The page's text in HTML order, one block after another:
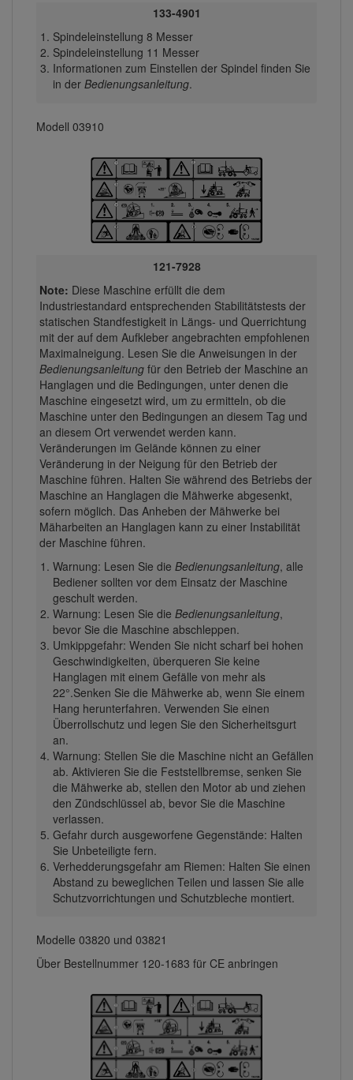
133-4901
Spindeleinstellung 8 Messer
Spindeleinstellung 11 Messer
Informationen zum Einstellen der Spindel finden Sie
in der Bedienungsanleitung.
Modell 03910
121-7928
Note: Diese Maschine erfüllt die dem
Industriestandard entsprechenden Stabilitätstests der
statischen Standfestigkeit in Längs- und Querrichtung
mit der auf dem Aufkleber angebrachten empfohlenen
Maximalneigung. Lesen Sie die Anweisungen in der
Bedienungsanleitungfür den Betrieb der Maschine an
Hanglagen und die Bedingungen, unter denen die
Maschine eingesetzt wird, um zu ermitteln, ob die
Maschine unter den Bedingungen an diesem Tag und
an diesem Ort verwendet werden kann.
Veränderungen im Gelände können zu einer
Veränderung in der Neigung für den Betrieb der
Maschine führen. Halten Sie während des Betriebs der
Maschine an Hanglagen die Mähwerke abgesenkt,
sofern möglich. Das Anheben der Mähwerke bei
Mäharbeiten an Hanglagen kann zu einer Instabilität
der Maschine führen.
Warnung: Lesen Sie die Bedienungsanleitung, alle
Bediener sollten vor dem Einsatz der Maschine
geschult werden.
Warnung: Lesen Sie die Bedienungsanleitung,
bevor Sie die Maschine abschleppen.
Umkippgefahr: Wenden Sie nicht scharf bei hohen
Geschwindigkeiten, überqueren Sie keine
Hanglagen mit einem Gefälle von mehr als
22°.Senken Sie die Mähwerke ab, wenn Sie einem
Hang herunterfahren. Verwenden Sie einen
Überrollschutz und legen Sie den Sicherheitsgurt
an.
Warnung: Stellen Sie die Maschine nicht an Gefällen
ab. Aktivieren Sie die Feststellbremse, senken Sie
die Mähwerke ab, stellen den Motor ab und ziehen
den Zündschlüssel ab, bevor Sie die Maschine
verlassen.
Gefahr durch ausgeworfene Gegenstände: Halten
Sie Unbeteiligte fern.
Verhedderungsgefahr am Riemen: Halten Sie einen
Abstand zu beweglichen Teilen und lassen Sie alle
Schutzvorrichtungen und Schutzbleche montiert.
Modelle 03820 und 03821
Über Bestellnummer 120-1683 für CE anbringen